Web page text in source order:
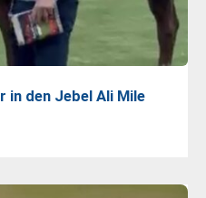
den Jebel Ali Mile